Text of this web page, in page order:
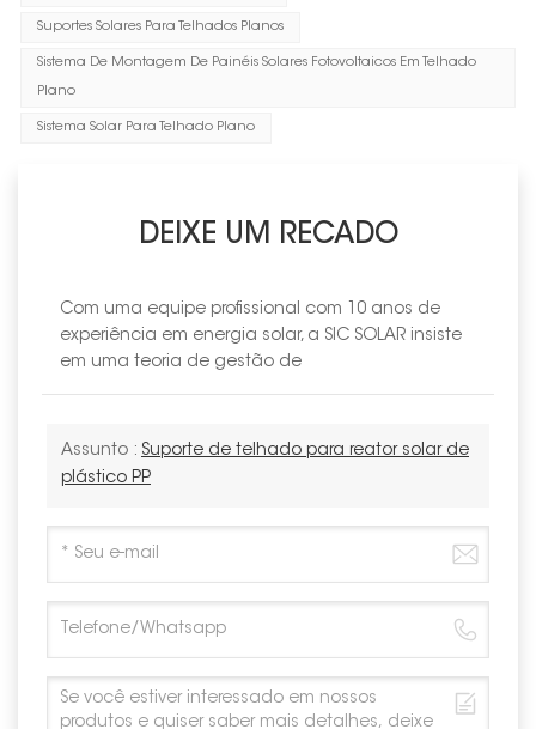
Suportes Solares Para Telhados Planos
Sistema De Montagem De Painéis Solares Fotovoltaicos Em Telhado
Plano
Sistema Solar Para Telhado Plano
DEIXE UM RECADO
Com uma equipe profissional com 10 anos de
experiência em energia solar, a SIC SOLAR insiste
em uma teoria de gestão de
Assunto : Suporte de telhado para reator solar de
plástico PP